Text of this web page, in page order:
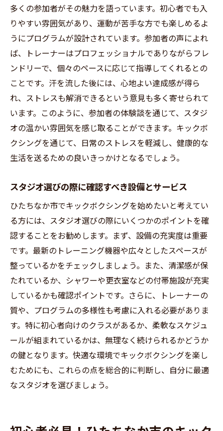
多くの参加者がその魅力を語っています。初心者でも入
りやすい雰囲気があり、運動が苦手な方でも楽しめるよ
うにプログラムが設計されています。参加者の声によれ
ば、トレーナーはプロフェッショナルでありながらフレ
ンドリーで、個々のペースに応じて指導してくれるとの
ことです。汗を流した後には、心地よい達成感が得ら
れ、ストレスも解消できるという意見も多く寄せられて
います。このように、参加者の体験談を通じて、スタジ
オの温かい雰囲気を感じ取ることができます。キックボ
クシングを通じて、日常のストレスを軽減し、健康的な
生活を送るための良いきっかけとなるでしょう。
スタジオ選びの際に確認すべき設備とサービス
ひたちなか市でキックボクシングを始めたいと考えてい
る方には、スタジオ選びの際にいくつかのポイントを確
認することをお勧めします。まず、設備の充実度は重要
です。最新のトレーニング機器や広々としたスペースが
整っているかをチェックしましょう。また、清潔感が保
たれているか、シャワーや更衣室などの付帯施設が充実
しているかも確認ポイントです。さらに、トレーナーの
質や、プログラムの多様性も考慮に入れる必要がありま
す。特に初心者向けのクラスがあるか、柔軟なスケジュ
ールが組まれているかは、無理なく続けられるかどうか
の鍵となります。快適な環境でキックボクシングを楽し
むためにも、これらの点を総合的に判断し、自分に最適
なスタジオを選びましょう。